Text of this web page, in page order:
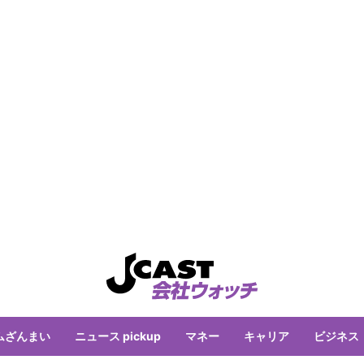
ざんまい ニュース pickup マネー キャリア ビジネス